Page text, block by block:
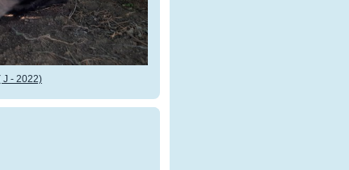
J - 2022)